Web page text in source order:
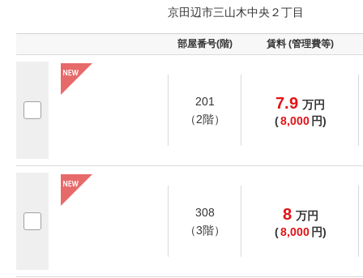
京田辺市三山木中央２丁目
部屋番号(階) 賃料 (管理費等)
201
（2階）
7.9 万円
(8,000 円)
308
（3階）
8 万円
(8,000 円)